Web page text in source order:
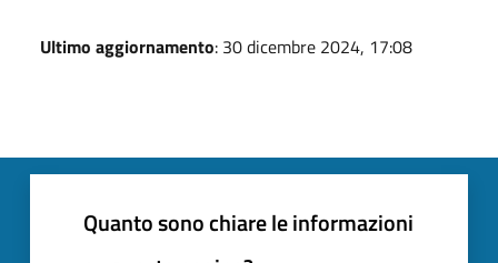
Ultimo aggiornamento: 30 dicembre 2024, 17:08
Quanto sono chiare le informazioni